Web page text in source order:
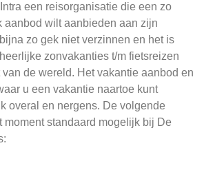
een reisorganisatie die een zo
aanbod wilt aanbieden aan zijn
zo gek niet verzinnen en het is
zonvakanties t/m fietsreizen
de wereld. Het vakantie aanbod en
u een vakantie naartoe kunt
overal en nergens. De volgende
moment standaard mogelijk bij De